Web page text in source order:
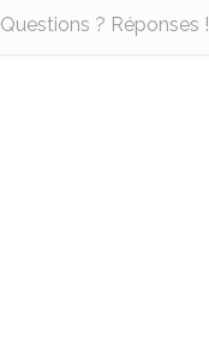
Questions ? Réponses !